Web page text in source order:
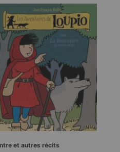
et autres récits